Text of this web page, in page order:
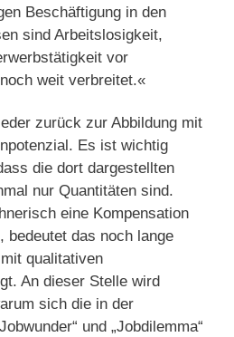
Beschäftigung in den
sind Arbeitslosigkeit,
vor
weit verbreitet.«
zurück zur Abbildung mit
Es ist wichtig
die dort dargestellten
nur Quantitäten sind.
eine Kompensation
bedeutet das noch lange
qualitativen
An dieser Stelle wird
sich die in der
und „Jobdilemma“